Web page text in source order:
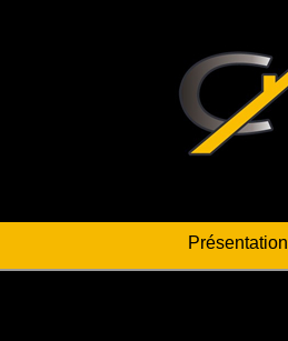
Présentation